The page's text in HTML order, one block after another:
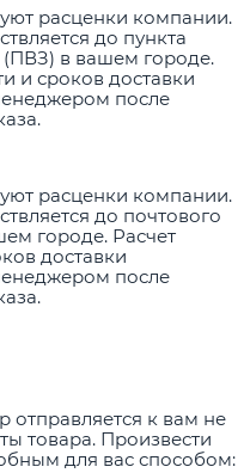
расценки компании.
до пункта
(ПВЗ) в вашем городе.
и сроков доставки
после
расценки компании.
до почтового
городе. Расчет
доставки
после
отправляется к вам не
товара. Произвести
для вас способом: